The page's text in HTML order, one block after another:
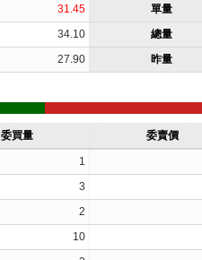
31.45 單量
34.10 總量
27.90 昨量
委買量 委賣價
1
3
2
10